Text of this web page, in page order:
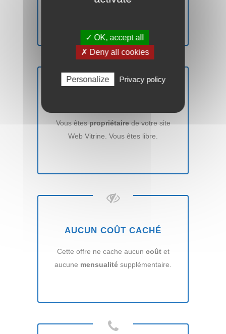
Vous êtespropriétairede votre site
Web Vitrine. Vous êtes libre.
AUCUN COÛT CACHÉ
Cette offre ne cache aucun coûtet
aucune mensualité supplémentaire.
✓ OK, accept all
✗ Deny all cookies
Personalize Privacy policy